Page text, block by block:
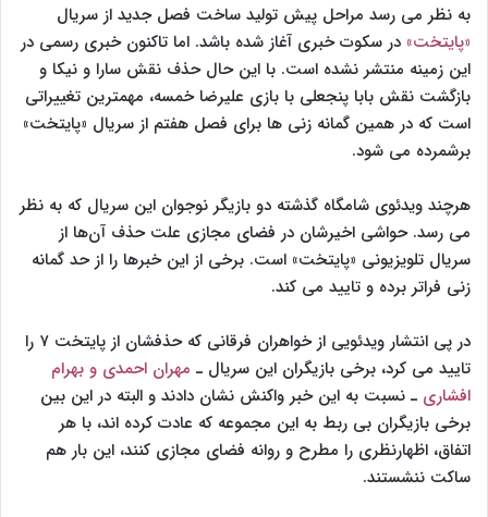
به نظر می رسد مراحل پیش تولید ساخت فصل جدید از سریال
«پایتخت» در سکوت خبری آغاز شده باشد. اما تاکنون خبری رسمی در
این زمینه منتشر نشده است. با این حال حذف نقش سارا و نیکا و
بازگشت نقش بابا پنجعلی با بازی علیرضا خمسه، مهمترین تغییراتی
است که در همین گمانه زنی ها برای فصل هفتم از سریال «پایتخت»
برشمرده می شود.
هرچند ویدئوی شامگاه گذشته دو بازیگر نوجوان این سریال که به نظر
می رسد. حواشی اخیرشان در فضای مجازی علت حذف آن‌ها از
سریال تلویزیونی «پایتخت» است. برخی از این خبرها را از حد گمانه
زنی فراتر برده و تایید می کند.
در پی انتشار ویدئویی از خواهران فرقانی که حذفشان از پایتخت ۷ را
تایید می کرد، برخی بازیگران این سریال ـ مهران احمدی و بهرام
افشاری ـ نسبت به این خبر واکنش نشان دادند و البته در این بین
برخی بازیگران بی ربط به این مجموعه که عادت کرده اند، با هر
اتفاق، اظهارنظری را مطرح و روانه فضای مجازی کنند، این بار هم
ساکت ننشستند.